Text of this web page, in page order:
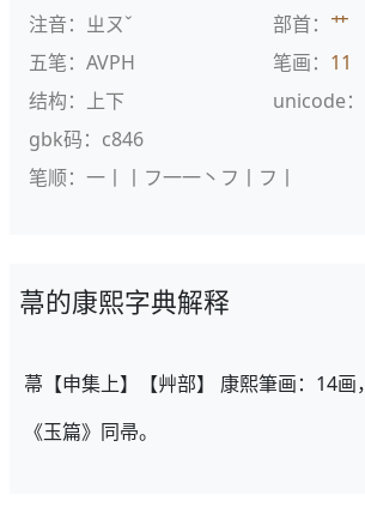
注音：ㄓㄡˇ
部首： 艹
五笔：AVPH
笔画： 11
结构：上下
unicode
gbk码：c846
笔顺：一丨丨フ一一丶フ丨フ丨
菷的康熙字典解释
菷【申集上】【艸部】 康熙筆画：14画
《玉篇》同帚。